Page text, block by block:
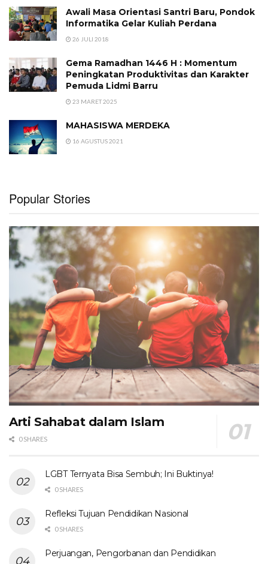
Awali Masa Orientasi Santri Baru, Pondok
Informatika Gelar Kuliah Perdana
26 JULI 2018
Gema Ramadhan 1446 H : Momentum
Peningkatan Produktivitas dan Karakter
Pemuda Lidmi Barru
23 MARET 2025
MAHASISWA MERDEKA
16 AGUSTUS 2021
Popular Stories
Arti Sahabat dalam Islam
0 SHARES
LGBT Ternyata Bisa Sembuh; Ini Buktinya!
0 SHARES
Refleksi Tujuan Pendidikan Nasional
0 SHARES
Perjuangan, Pengorbanan dan Pendidikan